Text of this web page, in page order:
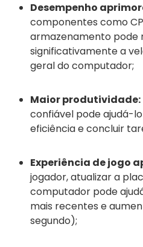
Desempenho
componentes como
armazenamento pode
significativamente a
geral do computador;
Maior produtividade:
confiável pode ajudá-
eficiência e concluir
Experiência de jogo
jogador, atualizar a
computador pode
mais recentes e
segundo);